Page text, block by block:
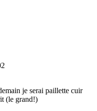
je serai paillette cuir
(le grand!)